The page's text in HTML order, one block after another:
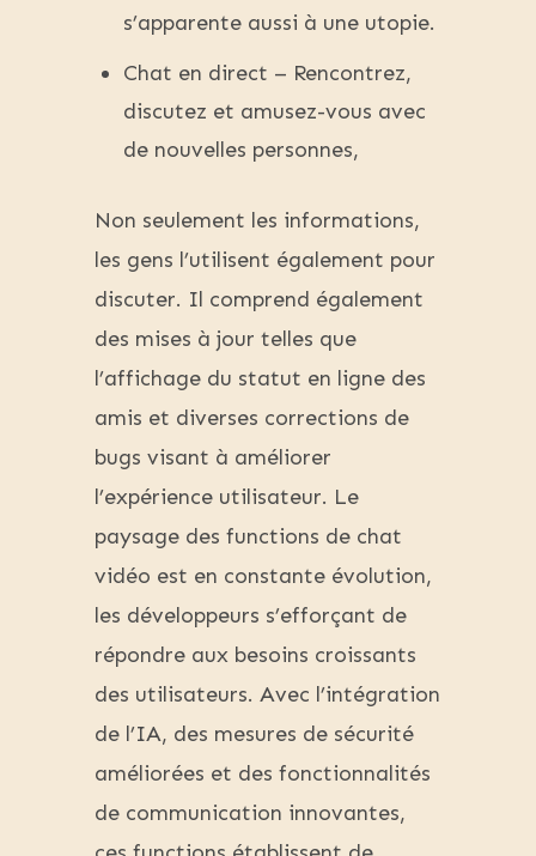
s’apparente aussi à une utopie.
Chat en direct – Rencontrez,
discutez et amusez-vous avec
de nouvelles personnes,
Non seulement les informations,
les gens l’utilisent également pour
discuter. Il comprend également
des mises à jour telles que
l’affichage du statut en ligne des
amis et diverses corrections de
bugs visant à améliorer
l’expérience utilisateur. Le
paysage des functions de chat
vidéo est en constante évolution,
les développeurs s’efforçant de
répondre aux besoins croissants
des utilisateurs. Avec l’intégration
de l’IA, des mesures de sécurité
améliorées et des fonctionnalités
de communication innovantes,